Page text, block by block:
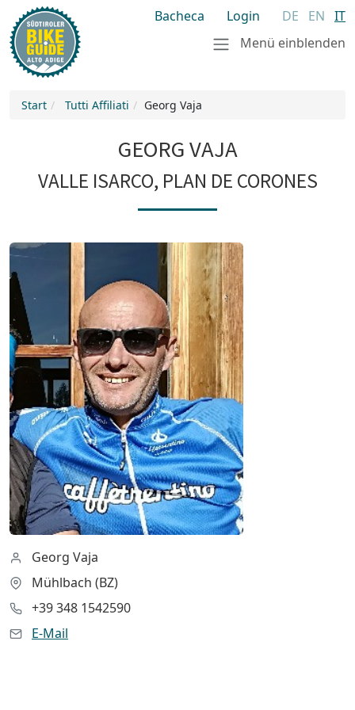
Bacheca Login DE EN IT
Menü einblenden
Start Tutti Affiliati Georg Vaja
GEORG VAJA
VALLE ISARCO, PLAN DE CORONES
Georg Vaja
Mühlbach (BZ)
+39 348 1542590
E-Mail